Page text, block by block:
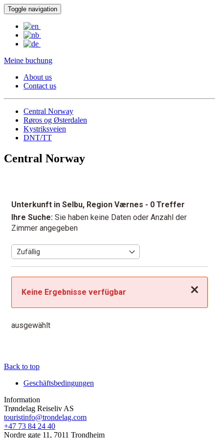
Toggle navigation
Meine buchung
About us
Contact us
Central Norway
Røros og Østerdalen
Kystriksveien
DNT/TT
Central Norway
Unterkunft in Selbu, Region Værnes - 0 Treffer
Ihre Suche: Sie haben keine Daten oder Anzahl der
Zimmer angegeben
Schließen
Keine Ergebnisse verfügbar
ausgewählt
Back to top
Geschäftsbedingungen
Information
Trøndelag Reiseliv AS
touristinfo@trondelag.com
+47 73 84 24 40
Nordre gate 11, 7011 Trondheim